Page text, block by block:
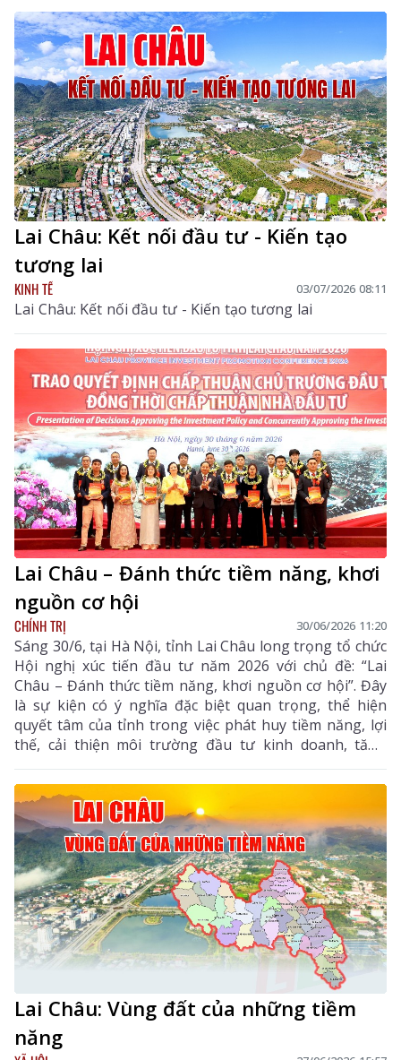
Lai Châu: Kết nối đầu tư - Kiến tạo
tương lai
KINH TẾ 03/07/2026 08:11
Lai Châu: Kết nối đầu tư - Kiến tạo tương lai
Lai Châu – Đánh thức tiềm năng, khơi
nguồn cơ hội
CHÍNH TRỊ 30/06/2026 11:20
Sáng 30/6, tại Hà Nội, tỉnh Lai Châu long trọng tổ chức
Hội nghị xúc tiến đầu tư năm 2026 với chủ đề: “Lai
Châu – Đánh thức tiềm năng, khơi nguồn cơ hội”. Đây
là sự kiện có ý nghĩa đặc biệt quan trọng, thể hiện
quyết tâm của tỉnh trong việc phát huy tiềm năng, lợi
thế, cải thiện môi trường đầu tư kinh doanh, tăng
cường kết nối và hợp tác với cộng đồng doanh nghiệp,
nhà đầu tư trong nước và quốc tế.
Lai Châu: Vùng đất của những tiềm
năng